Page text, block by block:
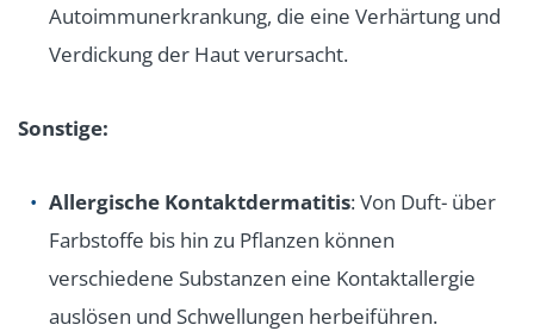
Autoimmunerkrankung, die eine Verhärtung und
Verdickung der Haut verursacht.
Sonstige:
Allergische Kontaktdermatitis: Von Duft- über
Farbstoffe bis hin zu Pflanzen können
verschiedene Substanzen eine Kontaktallergie
auslösen und Schwellungen herbeiführen.